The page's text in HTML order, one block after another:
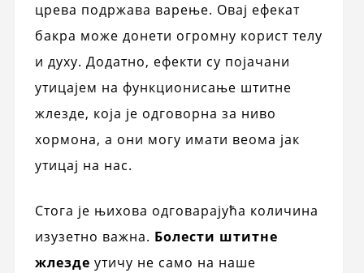
црева подржава варење. Овај ефекат
бакра може донети огромну корист телу
и духу. Додатно, ефекти су појачани
утицајем на функционисање штитне
жлезде, која је одговорна за ниво
хормона, а они могу имати веома јак
утицај на нас.
Стога је њихова одговарајућа количина
изузетно важна. Болести штитне
жлезде утичу не само на наше